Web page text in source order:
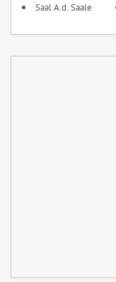
Saal A.d. Saale